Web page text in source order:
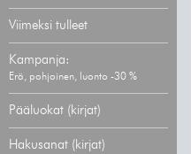
Viimeksi tulleet
Kampanja:
Erä, pohjoinen, luonto -30 %
Pääluokat (kirjat)
Hakusanat (kirjat)